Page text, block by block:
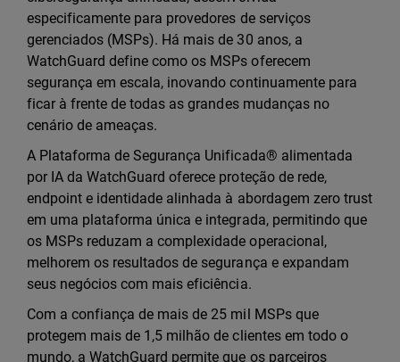
especificamente para provedores de serviços
gerenciados (MSPs). Há mais de 30 anos, a
WatchGuard define como os MSPs oferecem
segurança em escala, inovando continuamente para
ficar à frente de todas as grandes mudanças no
cenário de ameaças.
A Plataforma de Segurança Unificada® alimentada
por IA da WatchGuard oferece proteção de rede,
endpoint e identidade alinhada à abordagem zero trust
em uma plataforma única e integrada, permitindo que
os MSPs reduzam a complexidade operacional,
melhorem os resultados de segurança e expandam
seus negócios com mais eficiência.
Com a confiança de mais de 25 mil MSPs que
protegem mais de 1,5 milhão de clientes em todo o
mundo, a WatchGuard permite que os parceiros